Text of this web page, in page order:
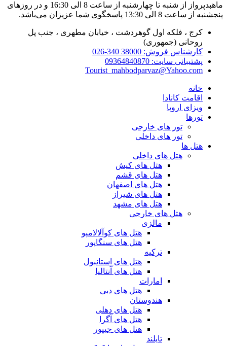
ماهبدپرواز از شنبه تا چهارشنبه از ساعت 8 الی 16:30 و در روزهای
پنجشنبه از ساعت 8 الی 13:30 پاسخگوی شما عزیزان می‌باشد.
کرج ، فلکه اول گوهردشت ، خیابان مطهری ، جنب پل
روحانی (جمهوری)
کارشناس فروش: 38000 340-026
پشتیبانی سایت: 09364840870
Tourist_mahbodparvaz@Yahoo.com
خانه
اقامت کانادا
ویزای اروپا
تورها
تور های خارجی
تور های داخلی
هتل ها
هتل های داخلی
هتل های کیش
هتل های قشم
هتل های اصفهان
هتل های شیراز
هتل های مشهد
هتل های خارجی
مالزی
هتل های کوآلالامپو
هتل های سنگاپور
ترکیه
هتل های استانبول
هتل های آنتالیا
امارات
هتل های دبی
هندوستان
هتل های دهلی
هتل های آگرا
هتل های جیپور
تایلند